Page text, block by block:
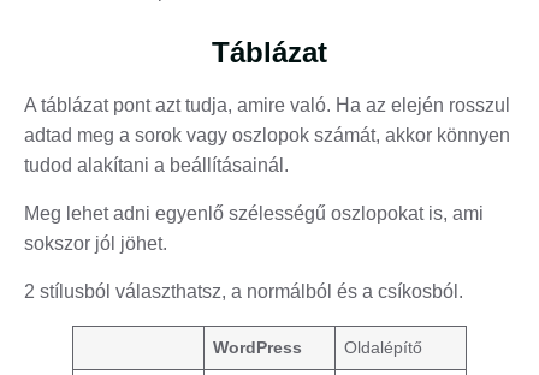
Táblázat
A táblázat pont azt tudja, amire való. Ha az elején rosszul
adtad meg a sorok vagy oszlopok számát, akkor könnyen
tudod alakítani a beállításainál.
Meg lehet adni egyenlő szélességű oszlopokat is, ami
sokszor jól jöhet.
2 stílusból választhatsz, a normálból és a csíkosból.
WordPress Oldalépítő